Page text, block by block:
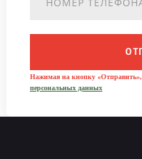
Нажимая на кнопку «Отправить»,
персональных данных